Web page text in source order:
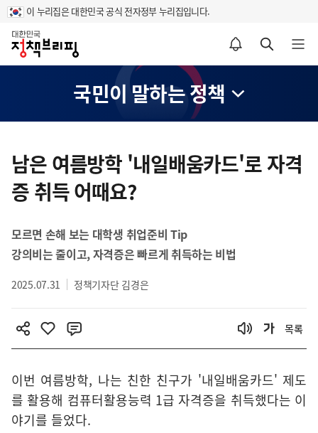
이 누리집은 대한민국 공식 전자정부 누리집입니다.
홈
알림설정 바로가기 검색 바로가기 메뉴 열기
국민이 말하는 정책
텐
츠
영
남은 여름방학 '내일배움카드'로 자격
증 취득 어때요?
모르면 손해 보는 대학생 취업준비 Tip
강의비는 줄이고, 자격증은 빠르게 취득하는 비법
2025.07.31 정책기자단 김경은
목록
이번 여름방학, 나는 친한 친구가 '내일배움카드' 제도
를 활용해 컴퓨터활용능력 1급 자격증을 취득했다는 이
야기를 들었다.